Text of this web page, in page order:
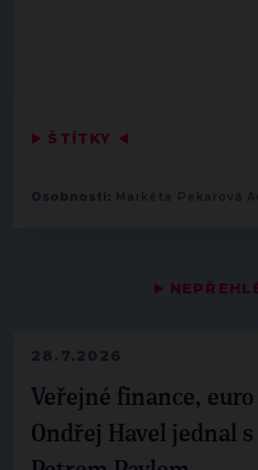
▶
28.7.2026
Veřejné finance,
Ondřej Havel jednal
▶ ŠTÍTKY ◀
Osobnosti: Markéta Pekarová